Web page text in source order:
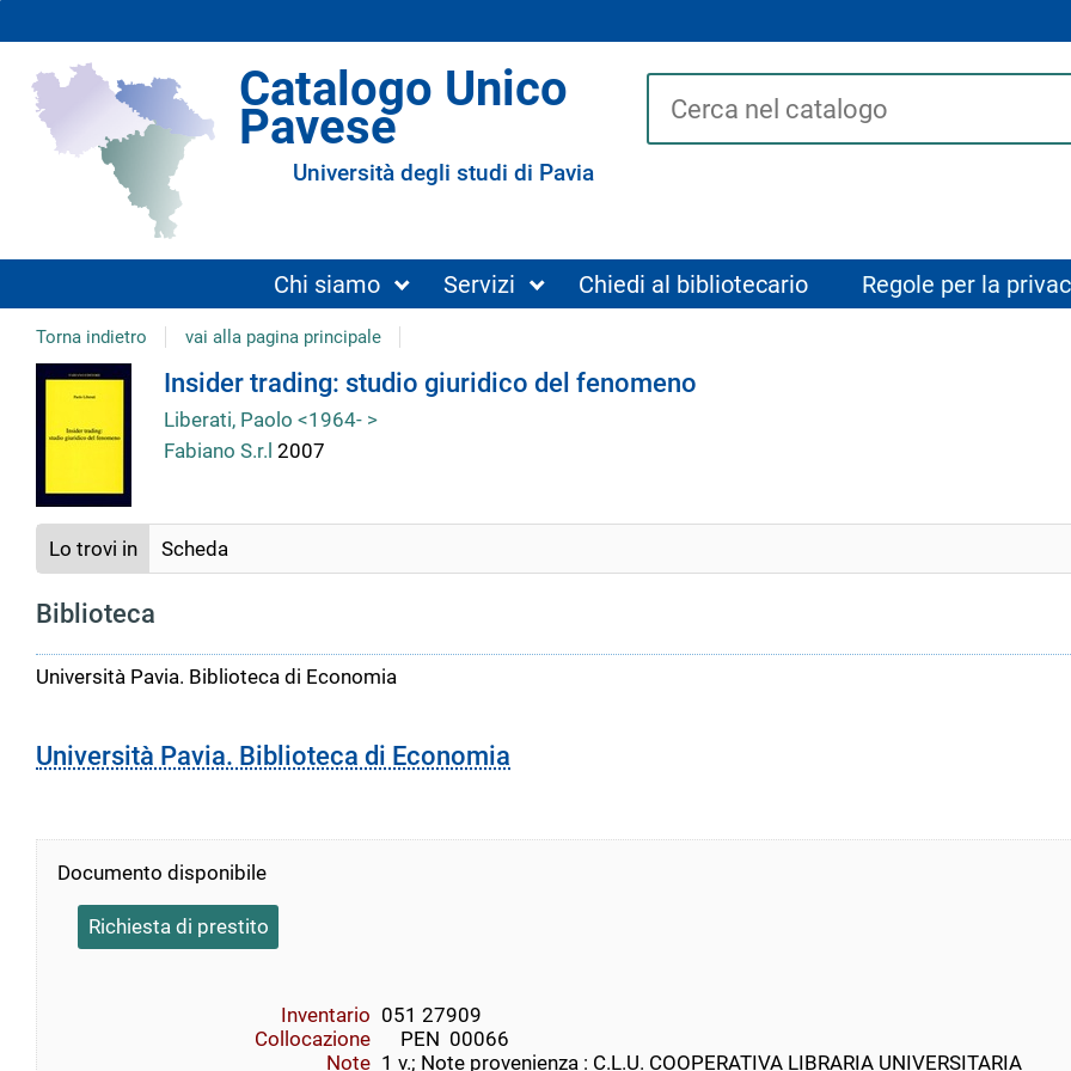
Catalogo Unico
Pavese
Università degli studi di Pavia
Cerca su "Catalogo"
Chi siamo Servizi Chiedi al bibliotecario Regole per la
Torna indietro vai alla pagina principale
Dettaglio
del
documento
Insider trading: studio giuridico del fenomeno
Liberati, Paolo <1964- >
Fabiano S.r.l 2007
Lo trovi in Scheda
Biblioteca
Università Pavia. Biblioteca di Economia
Università Pavia. Biblioteca di Economia
Documento disponibile
Richiesta di prestito
Inventario 051 27909
Collocazione
    PEN  00066
Note 1 v.; Note provenienza : C.L.U. COOPERATIVA LIBRARIA UNIVERSITARIA